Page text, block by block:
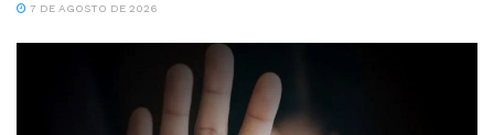
7 DE AGOSTO DE 2026